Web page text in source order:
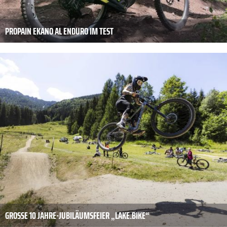
PROPAIN EKANO AL ENDURO IM TEST
GROSSE 10 JAHRE-JUBILÄUMSFEIER „LAKE.BIKE“